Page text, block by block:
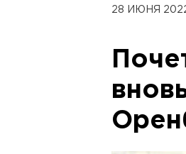
28 ИЮНЯ